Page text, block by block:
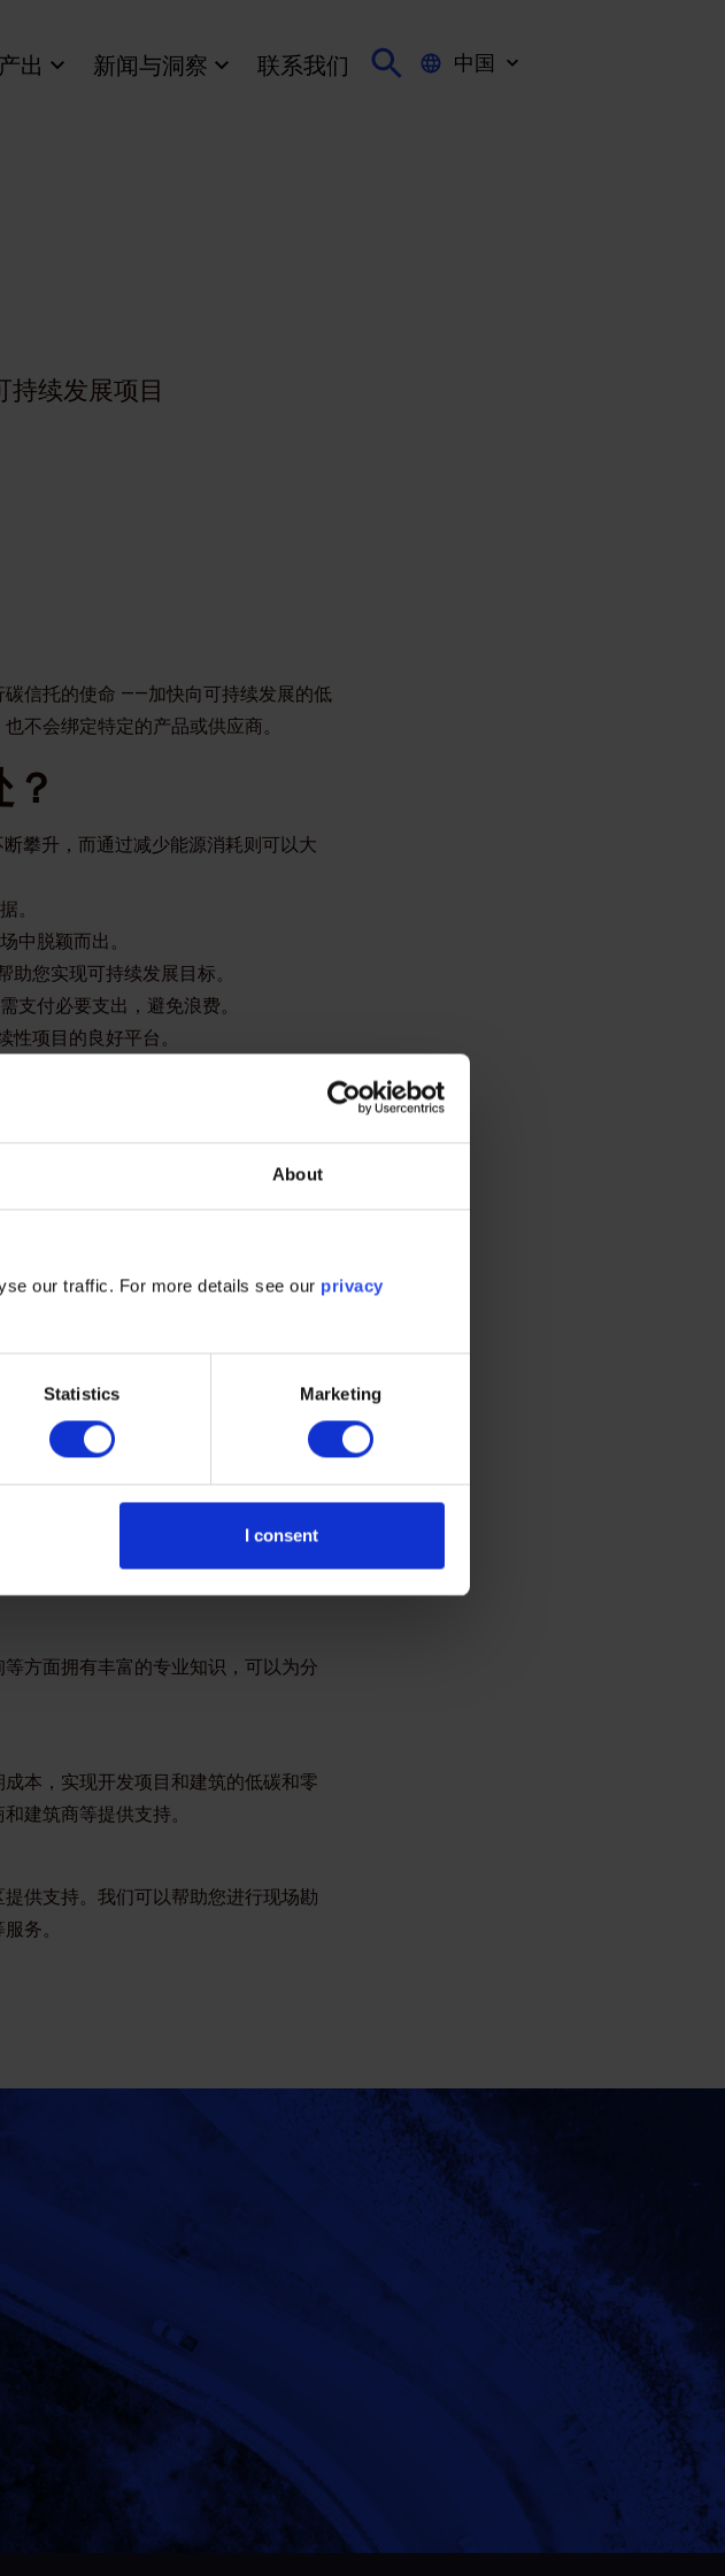
About
our traffic. For more details see our privacy
Statistics Marketing
I consent
出 新闻与洞察 联系我们 中国
续发展项目
信托的使命 ——加快向可持续发展的低
不会绑定特定的产品或供应商。
攀升，而通过减少能源消耗则可以大
。
中脱颖而出。
您实现可持续发展目标。
支付必要支出，避免浪费。
项目的良好平台。
效果最佳的方案。为了确定最有效的
能耗设施。我们的专家团队通过数据
和指导。
析，为采购能效设备提供支持。
方面拥有丰富的专业知识，可以为分
本，实现开发项目和建筑的低碳和零
建筑商等提供支持。
供支持。我们可以帮助您进行现场勘
务。